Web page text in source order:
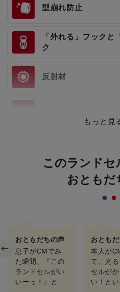
型崩れ防止
「外れる」フックと
ク
反射材
もっと見
このランドセ
おともだ
おともだちの声
息子がCMでみ
た瞬間、『この
ランドセルがい
いーっ！』とと
おとも
本人が
て、光
セルが
い！とい